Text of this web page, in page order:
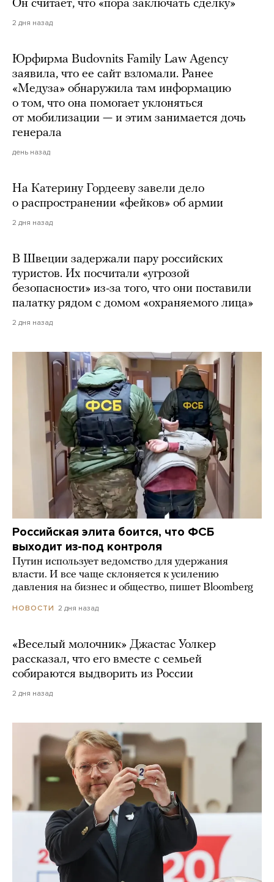
Он считает, что «пора заключать сделку»
2 дня назад
Юрфирма Budovnits Family Law Agency
заявила, что ее сайт взломали. Ранее
«Медуза» обнаружила там информацию
о том, что она помогает уклоняться
от мобилизации — и этим занимается дочь
генерала
день назад
На Катерину Гордееву завели дело
о распространении «фейков» об армии
2 дня назад
В Швеции задержали пару российских
туристов. Их посчитали «угрозой
безопасности» из-за того, что они поставили
палатку рядом с домом «охраняемого лица»
2 дня назад
Российская элита боится, что ФСБ
выходит из-под контроля
Путин использует ведомство для удержания
власти. И все чаще склоняется к усилению
давления на бизнес и общество, пишет Bloomberg
НОВОСТИ 2 дня назад
«Веселый молочник» Джастас Уолкер
рассказал, что его вместе с семьей
собираются выдворить из России
2 дня назад